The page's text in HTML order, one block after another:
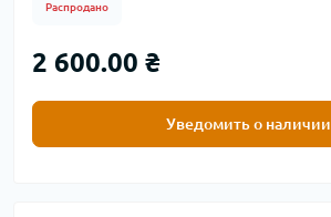
Распродано
2 600.00 ₴
Уведомить о наличии